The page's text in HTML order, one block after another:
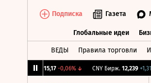
Подписка Газета
Глобальные идеи
ВЕДЫ Правила торговли
115,17 -0,06%↓ CNY Бирж. 12,239